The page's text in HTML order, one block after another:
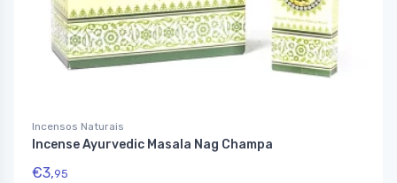
Incensos Naturais
Incense Ayurvedic Masala Nag Champa
€3,95